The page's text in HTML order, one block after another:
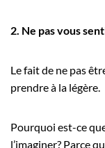
2. Ne pas vous
Le fait de ne pas
prendre à la légère.
Pourquoi est-ce
l’imaginer? Parce